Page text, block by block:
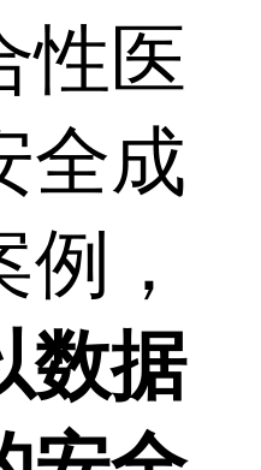
性医
全成
，
数据